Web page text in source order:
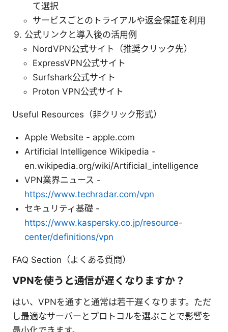
て選択
サービスごとのトライアルや返金保証を利用
公式リンクと導入後の活用例
NordVPN公式サイト（推奨クリック先）
ExpressVPN公式サイト
Surfshark公式サイト
Proton VPN公式サイト
Useful Resources（非クリック形式）
Apple Website - apple.com
Artificial Intelligence Wikipedia -
en.wikipedia.org/wiki/Artificial_intelligence
VPN業界ニュース -
https://www.techradar.com/vpn
セキュリティ基礎 -
https://www.kaspersky.co.jp/resource-
center/definitions/vpn
FAQ Section（よくある質問）
VPNを使うと通信が遅くなりますか？
はい、VPNを通すと通常は若干遅くなります。ただ
し最適なサーバーとプロトコルを選ぶことで影響を